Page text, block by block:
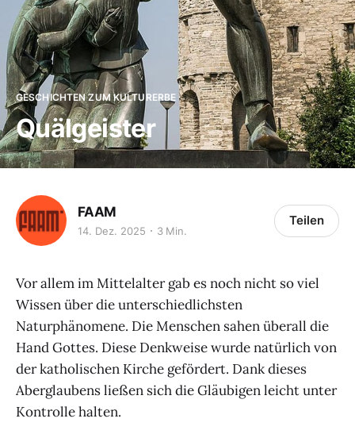
GESCHICHTEN ZUM KULTURERBE
Quälgeister
FAAM
14. Dez. 2025 3 Min.
Teilen
Vor allem im Mittelalter gab es noch nicht so viel
Wissen über die unterschiedlichsten
Naturphänomene. Die Menschen sahen überall die
Hand Gottes. Diese Denkweise wurde natürlich von
der katholischen Kirche gefördert. Dank dieses
Aberglaubens ließen sich die Gläubigen leicht unter
Kontrolle halten.